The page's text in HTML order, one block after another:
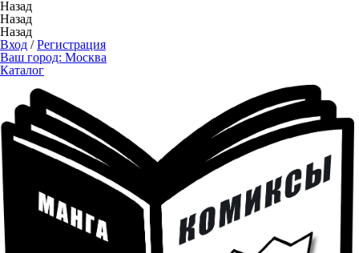
Назад
Назад
Назад
Вход /Регистрация
Ваш город: Москва
Каталог